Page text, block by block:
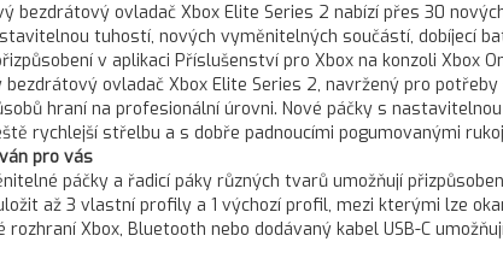
bezdrátový ovladač Xbox Elite Series 2 nabízí přes 30
tuhostí, nových vyměnitelných součástí, dobíjecí
v aplikaci Příslušenství pro Xbox na konzoli Xbox
bezdrátový ovladač Xbox Elite Series 2, navržený pro
hraní na profesionální úrovni. Nové páčky s
rychlejší střelbu a s dobře padnoucími pogumovanými
pro vás
páčky a řadicí páky různých tvarů umožňují
až 3 vlastní profily a 1 výchozí profil, mezi kterými lze
rozhraní Xbox, Bluetooth nebo dodávaný kabel USB-C